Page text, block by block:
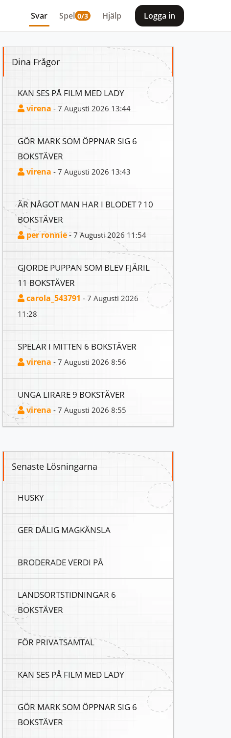
Svar Spel 0/3 Hjälp Logga in
Dina Frågor
KAN SES PÅ FILM MED LADY
virena - 7 Augusti 2026 13:44
GÖR MARK SOM ÖPPNAR SIG 6
BOKSTÄVER
virena - 7 Augusti 2026 13:43
ÄR NÅGOT MAN HAR I BLODET ? 10
BOKSTÄVER
per ronnie - 7 Augusti 2026 11:54
GJORDE PUPPAN SOM BLEV FJÄRIL
11 BOKSTÄVER
carola_543791 - 7 Augusti 2026
11:28
SPELAR I MITTEN 6 BOKSTÄVER
virena - 7 Augusti 2026 8:56
UNGA LIRARE 9 BOKSTÄVER
virena - 7 Augusti 2026 8:55
Senaste Lösningarna
HUSKY
GER DÅLIG MAGKÄNSLA
BRODERADE VERDI PÅ
LANDSORTSTIDNINGAR 6
BOKSTÄVER
FÖR PRIVATSAMTAL
KAN SES PÅ FILM MED LADY
GÖR MARK SOM ÖPPNAR SIG 6
BOKSTÄVER